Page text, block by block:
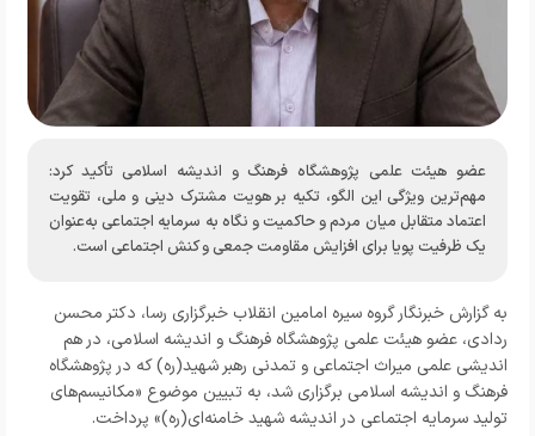
عضو هیئت علمی پژوهشگاه فرهنگ و اندیشه اسلامی تأکید کرد:
مهم‌ترین ویژگی این الگو، تکیه بر هویت مشترک دینی و ملی، تقویت
اعتماد متقابل میان مردم و حاکمیت و نگاه به سرمایه اجتماعی به‌عنوان
یک ظرفیت پویا برای افزایش مقاومت جمعی و کنش اجتماعی است.
به گزارش خبرنگار گروه سیره امامین انقلاب خبرگزاری رسا، دکتر محسن
ردادی، عضو هیئت علمی پژوهشگاه فرهنگ و اندیشه اسلامی، در هم
اندیشی علمی میراث اجتماعی و تمدنی رهبر شهید(ره) که در پژوهشگاه
فرهنگ و اندیشه اسلامی برگزاری شد، به تبیین موضوع «مکانیسم‌های
تولید سرمایه اجتماعی در اندیشه شهید خامنه‌ای(ره)» پرداخت.